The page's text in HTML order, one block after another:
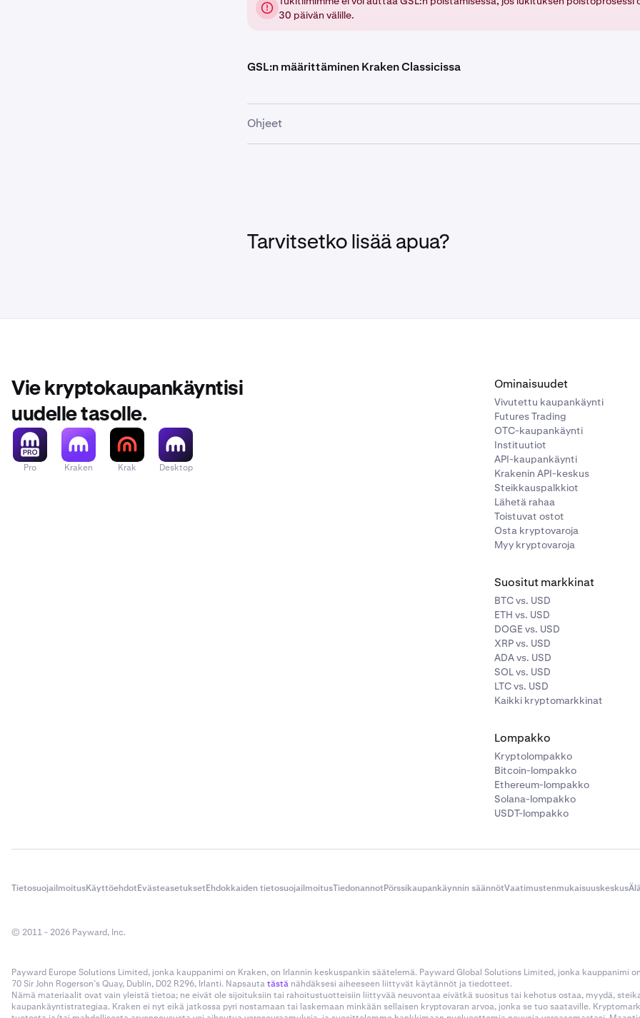
Voit asettaa vaaditun lukituksen poistoajan GSL:n avaamiseksi ilman
30 päivän välille.
GSL:n määrittäminen Kraken Classicissa
Ohjeet
Tarvitsetko lisää apua?
Vie kryptokaupankäyntisi
uudelle tasolle.
Pro Kraken Krak Desktop
Ominaisuudet
Vivutettu kaupankäynti
Futures Trading
OTC-kaupankäynti
Instituutiot
API-kaupankäynti
Krakenin API-keskus
Steikkauspalkkiot
Lähetä rahaa
Toistuvat ostot
Osta kryptovaroja
Myy kryptovaroja
Suositut markkinat
BTC vs. USD
ETH vs. USD
DOGE vs. USD
XRP vs. USD
ADA vs. USD
SOL vs. USD
LTC vs. USD
Kaikki kryptomarkkinat
Lompakko
Kryptolompakko
Bitcoin-lompakko
Ethereum-lompakko
Solana-lompakko
USDT-lompakko
TietosuojailmoitusKäyttöehdotEvästeasetuksetEhdokkaiden tietosuojailmoitusTiedonannotPörssikaupankäynnin säännötVaatimustenmukaisuuskeskus
© 2011 - 2026 Payward, Inc.
Payward Europe Solutions Limited, jonka kauppanimi on Kraken, on Irlannin keskuspankin säätelemä. Payward Global Solutions Limited, jonka
70 Sir John Rogerson’s Quay, Dublin, D02 R296, Irlanti. Napsautatästä nähdäksesi aiheeseen liittyvät käytännöt ja tiedotteet.
Nämä materiaalit ovat vain yleistä tietoa; ne eivät ole sijoituksiin tai rahoitustuotteisiin liittyvää neuvontaa eivätkä suositus tai kehotus ostaa, myydä,
kaupankäyntistrategiaa. Kraken ei nyt eikä jatkossa pyri nostamaan tai laskemaan minkään sellaisen kryptovaran arvoa, jonka se tuo saataville.